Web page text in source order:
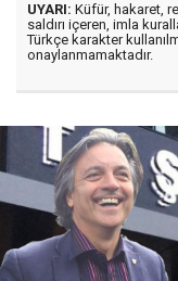
UYARI: Küfür, hakaret,
saldırı içeren, imla
Türkçe karakter
onaylanmamaktadır.